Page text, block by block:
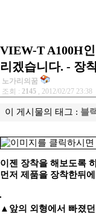
VIEW-T A100H
리겠습니다. - 장
노가리의꿈
조회 : 2145 , 2012/02/27 23:38
이 게시물의 태그 : 블
이젠 장착을 해보도록
먼저 제품을 장착한뒤
▲앞의 외형에서 빠졌